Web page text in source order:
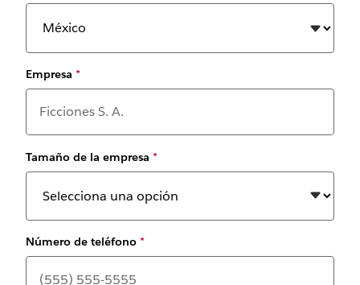
Empresa *
Tamaño de la empresa *
Número de teléfono *